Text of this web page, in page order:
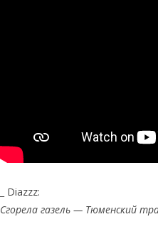
_ Diazzz:
Сгорела газель — Тюменский